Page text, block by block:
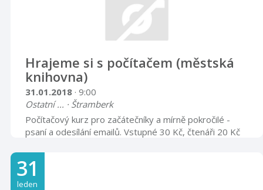
Hrajeme si s počítačem (městská
knihovna)
31.01.2018 · 9:00
Ostatní ... · Štramberk
Počítačový kurz pro začátečníky a mírně pokročilé -
psaní a odesílání emailů. Vstupné 30 Kč, čtenáři 20 Kč
31
leden